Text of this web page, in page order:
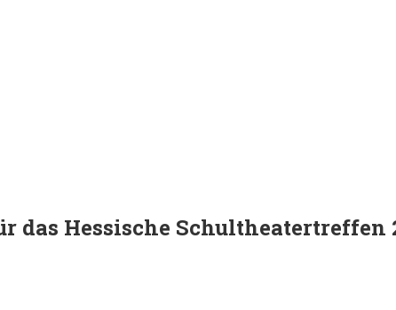
das Hessische Schultheatertreffen